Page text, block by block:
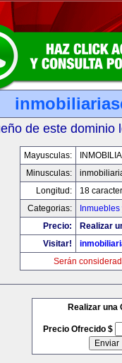
de este dominio
Mayusculas:
Minusculas:
Longitud:
18
Categorias:
Precio:
Realizar
Visitar!
Serán
Realizar una
Precio Ofrecido $